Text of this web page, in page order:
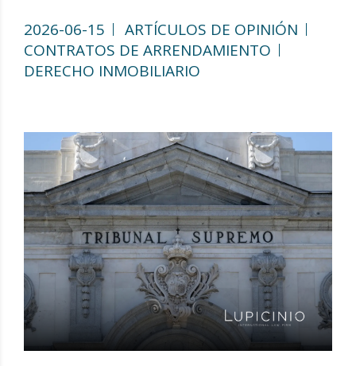
2026-06-15
ARTÍCULOS DE OPINIÓN
CONTRATOS DE ARRENDAMIENTO
DERECHO INMOBILIARIO